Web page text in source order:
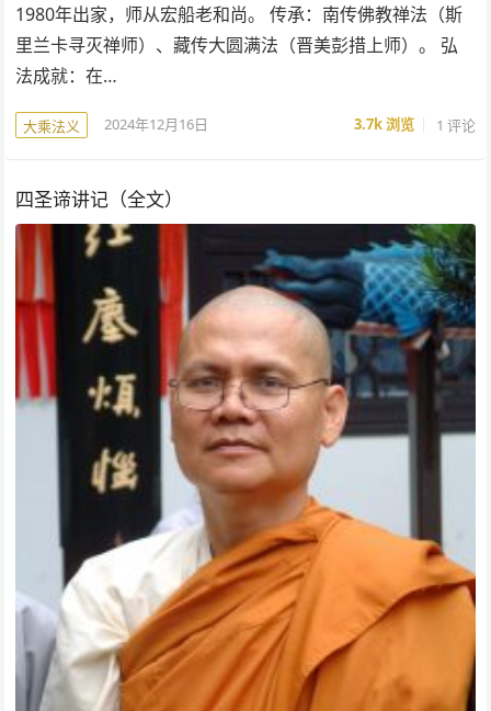
1980年出家，师从宏船老和尚。 传承：南传佛教禅法（斯
里兰卡寻灭禅师）、藏传大圆满法（晋美彭措上师）。 弘
法成就：在…
大乘法义 2024年12月16日 3.7k浏览 1 评论
四圣谛讲记（全文）